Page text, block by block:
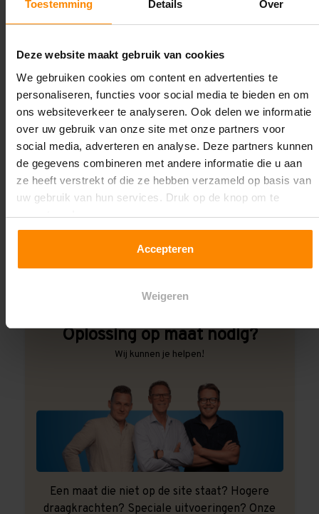
Toestemming Details Over
Deze website maakt gebruik van cookies
We gebruiken cookies om content en advertenties te
personaliseren, functies voor social media te bieden en om
ons websiteverkeer te analyseren. Ook delen we informatie
over uw gebruik van onze site met onze partners voor
social media, adverteren en analyse. Deze partners kunnen
de gegevens combineren met andere informatie die u aan
ze heeft verstrekt of die ze hebben verzameld op basis van
uw gebruik van hun services. Druk op de knop om te
accepteren!
Accepteren
Weigeren
Liggerlengte:
2.700 mm
Aantal niveaus:
3
Kleur staanders:
Galva
3.000 kg (1.000 kg per pallet)
Oplossing op maat nodig?
Wij kunnen je helpen!
Een maat die niet op de site staat? Hogere
draagkrachten? Speciale uitvoeringen? Onze